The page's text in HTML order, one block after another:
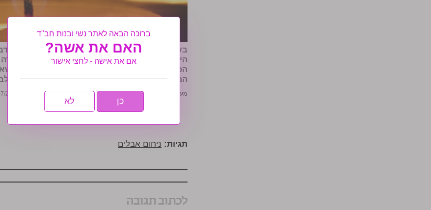
בשבוע שעבר הלכה לעולמה האישה היקרה מרת
הייטס. אחותה מרת יהודית וינריושבת שבעה לבדה
הכהן פרידמן) רחוב צפריר
המנוחה בקראון הייטס. מהמשפחה נמסר כי ניתן
מערכת נשי ובנות חב"ד ח׳ בתמוז ה׳תשע״ז (ח׳ בתמוז ה׳תשע״ז (02/07/2017))
תגיות: ניחום אבלים
לכתוב תגובה
ברוכה הבאה לאתר נשי ובנות חב"ד
האם את אשה?
אם את אישה - לחצי אישור
כן לא